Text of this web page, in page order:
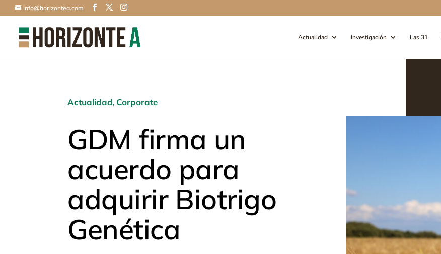
info@horizontea.com
Actualidad Investigación Las 31
Actualidad, Corporate
GDM firma un
acuerdo para
adquirir Biotrigo
Genética